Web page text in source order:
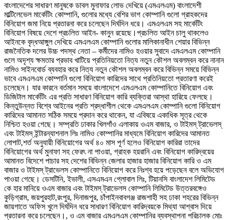
বাংলাদেশের সাধারণ মানুষকে ডাবল মুনাফার লোভ দেখিয়ে (এমএলএম) বাংলাদেশী
মাল্টিলেভেল মার্কেটিং কোম্পানি, গুলোর মধ্যে বেশির ভাগ কোম্পানি গুলো গ্রাহকদের
বিনিয়োগ জমা নিয়ে প্রতারনা করে চলেছেন দির্ঘদিন ধরে। এমএলএম সহ মার্কেটিং
বিনিয়োগ বিষয়ে দেশে প্রচলিত আইন- কানুন রয়েছে।প্রচলিত আইন চালু থাকলেও
আইনকে বৃদ্ধআঙ্গুল দেখিয়ে এমএলএম কোম্পানি গুলোর মালিকানাধীন শেয়ার বিভিন্ন
রাজনৈতিক দলের উচ্চ পদস্থ নেতা – কর্মীদের নামিও হওয়ার সুবাদে এমএলএম কোম্পানি
গুলে অদৃশ্য ক্ষমতার প্রভাব খাটিয়ে প্রতিনিয়তো নিত্য নতুন কৌশল অবলম্বন করে নানান
নামিও সাইনবোর্ড ব্যবহার করে নিত্য নতুন কৌশল অবলম্বন করে বিভিন্ন সময়ে বিভিন্ন
ভাবে এমএলএম কোম্পানি গুলো বিনিয়োগ কারিদের সাথে প্রতিনিয়তো প্রতারণা করেই
চলেছেন। যার কারনে বর্তমান সময়ে বাংলাদেশে এমএলএম কোম্পানিতে বিনিয়োগ এবং
ডিজিটাল মার্কেটিং এর প্রতি সাধারণ বিনিয়োগ কারি ব্যক্তিরা আস্থা হারিয়ে ফেলছে।
কিন্তুউন্নত বিশ্বে আইনের প্রতি শ্রদ্ধাশীল থেকে এমএলএম কোম্পানি গুলো বিনিয়োগ
কারিদের আমানত সঠিক সময়ে প্রদান করে থাকেন, যা এবিষয়ে একাধিক সূত্র থেকে
নিশ্চিত হওয়া গেছে। সম্প্রতি ঢাকার খিলগাঁও এলাকায় ওএম বাজার, ও টাইমস্ ট্রাভেলস্
এবং টাইমস্ ইন্টারন্যাশনাল লিঃ নামিও কোম্পানির মাধ্যমে বিনিয়োগ কারিদের আমানত
লোপাট,শর্ত অনুযায়ী বিনিয়োগের অর্থ ৪০ মাস পূর্ণ হলেও বিনিয়োগ কারিরা তাদের
বিনিয়োগের অর্থ মুনাফা সহ ফেরৎ না পাওয়া, গ্রাহক হয়রানি এবং বিনিয়োগ কারিদ্বয়ের
আমানত বিদেশে পাচার সহ দেশের বিভিন্ন জেলার হাজার হাজার বিনিয়োগ কারি ও এম
বাজার ও টাইমস্ ট্রাভেলস কোম্পানিতে বিনিয়োগ করে নিঃশ্ব হয়ে পড়েছেন বলে অভিযোগ
পাওয়া গেছে। ডেসটিনি, ইভালী, এসএমএন গ্লোবাল লিঃ, টিয়ানসি বাংলাদেশ লিমিটেড
কে হার মানিয়ে ওএম বাজার এবং টাইমস্ ট্রাভেলস কোম্পানি লিমিটেড উত্তরবঙ্গেও
কুড়িগ্রাম, জয়পুরহাট,রংপুর, দিনাজপুর, চাঁপাইনবাবগঞ্জ রাজশাহী সহ ঢাকা শহরের বিভিন্ন
জায়গাতে অফিস খুলে দির্ঘদিন ধরে সাধারণ বিনিয়োগ কারিদ্বয়কে মিথ্যা আশ্বাস দিয়ে
প্রতারনা করে চলেছেন।, ও এম বাজার এমএলএম কোম্পানির ব্যবস্থাপনা পরিচালক মোঃ